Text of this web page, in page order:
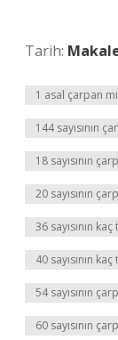
Tarih:
1 asal çarpan mi
144 sayısının
18 sayısının
20 sayısının
36 sayısının
40 sayısının
54 sayısının
60 sayısının